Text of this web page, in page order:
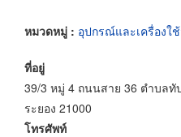
หมวดหมู่ : อุปกรณ์และเครื่องใ
ที่อยู่
39/3 หมู่ 4 ถนนสาย 36 ตำบลทั
ระยอง 21000
โทรศัพท์